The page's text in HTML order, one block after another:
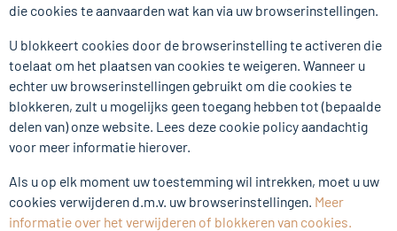
die cookies te aanvaarden wat kan via uw browserinstellingen.
U blokkeert cookies door de browserinstelling te activeren die
toelaat om het plaatsen van cookies te weigeren. Wanneer u
echter uw browserinstellingen gebruikt om die cookies te
blokkeren, zult u mogelijks geen toegang hebben tot (bepaalde
delen van) onze website. Lees deze cookie policy aandachtig
voor meer informatie hierover.
Als u op elk moment uw toestemming wil intrekken, moet u uw
cookies verwijderen d.m.v. uw browserinstellingen. Meer
informatie over het verwijderen of blokkeren van cookies.